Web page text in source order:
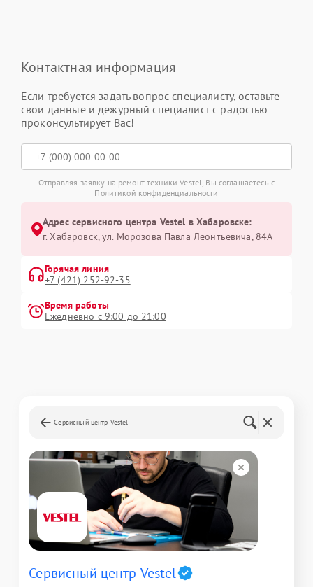
Контактная информация
Если требуется задать вопрос специалисту, оставьте
свои данные и дежурный специалист с радостью
проконсультирует Вас!
Отправляя заявку на ремонт техники Vestel, Вы соглашаетесь с
Политикой конфиденциальности
Адрес сервисного центра Vestel в Хабаровске:
г. Хабаровск, ул. Морозова Павла Леонтьевича, 84А
Горячая линия
+7 (421) 252-92-35
Время работы
Ежедневно с 9:00 до 21:00
Сервисный центр Vestel
Сервисный центр Vestel